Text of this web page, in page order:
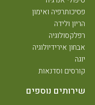
פסיכותרפיה ואימון
הריון ולידה
רפלקסולוגיה
אבחון אירידיולוגיה
יוגה
קורסים וסדנאות
שירותים נוספים